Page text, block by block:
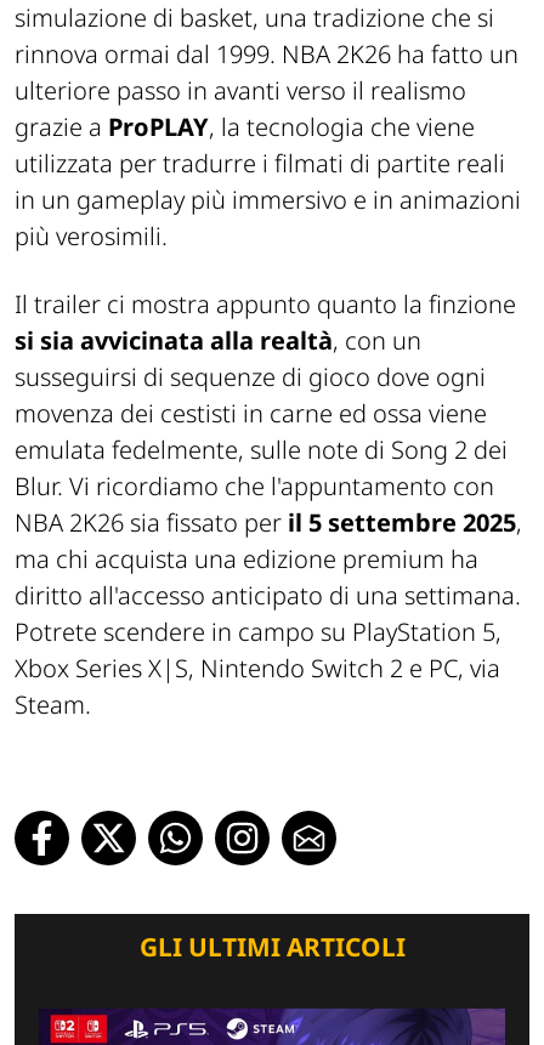
simulazione di basket, una tradizione che si
rinnova ormai dal 1999. NBA 2K26 ha fatto un
ulteriore passo in avanti verso il realismo
grazie a ProPLAY, la tecnologia che viene
utilizzata per tradurre i filmati di partite reali
in un gameplay più immersivo e in animazioni
più verosimili.
Il trailer ci mostra appunto quanto la finzione
si sia avvicinata alla realtà, con un
susseguirsi di sequenze di gioco dove ogni
movenza dei cestisti in carne ed ossa viene
emulata fedelmente, sulle note di Song 2 dei
Blur. Vi ricordiamo che l'appuntamento con
NBA 2K26 sia fissato per il 5 settembre 2025,
ma chi acquista una edizione premium ha
diritto all'accesso anticipato di una settimana.
Potrete scendere in campo su PlayStation 5,
Xbox Series X|S, Nintendo Switch 2 e PC, via
Steam.
GLI ULTIMI ARTICOLI